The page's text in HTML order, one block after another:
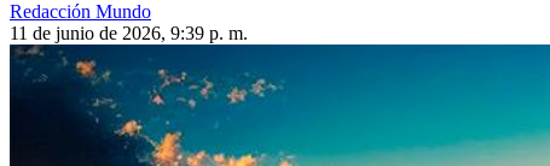
Redacción Mundo
11 de junio de 2026, 9:39 p. m.